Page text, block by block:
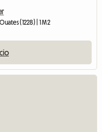
(1228) | 1 M2